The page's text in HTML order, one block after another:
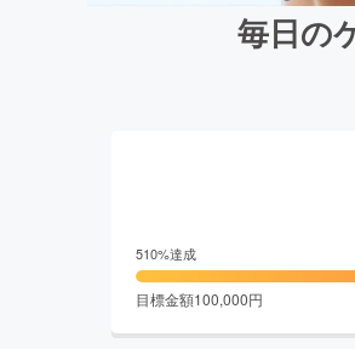
毎日の
510%達成
目標金額100,000円